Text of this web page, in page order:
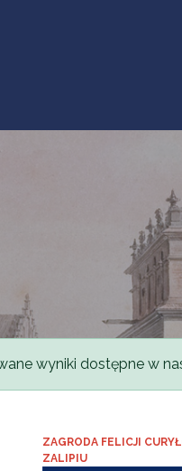
wyniki dostępne w
ZAGRODA FELICJI
ZALIPIU